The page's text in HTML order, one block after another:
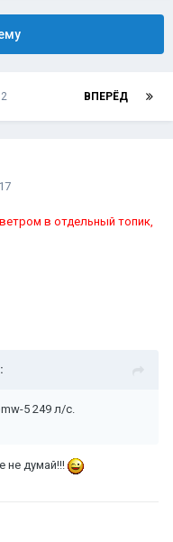
ВПЕРЁД
в отдельный топик,
5 249 л/с.
не думай!!!